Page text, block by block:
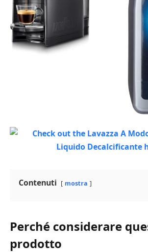
Contenuti mostra
Perché considerare
prodotto